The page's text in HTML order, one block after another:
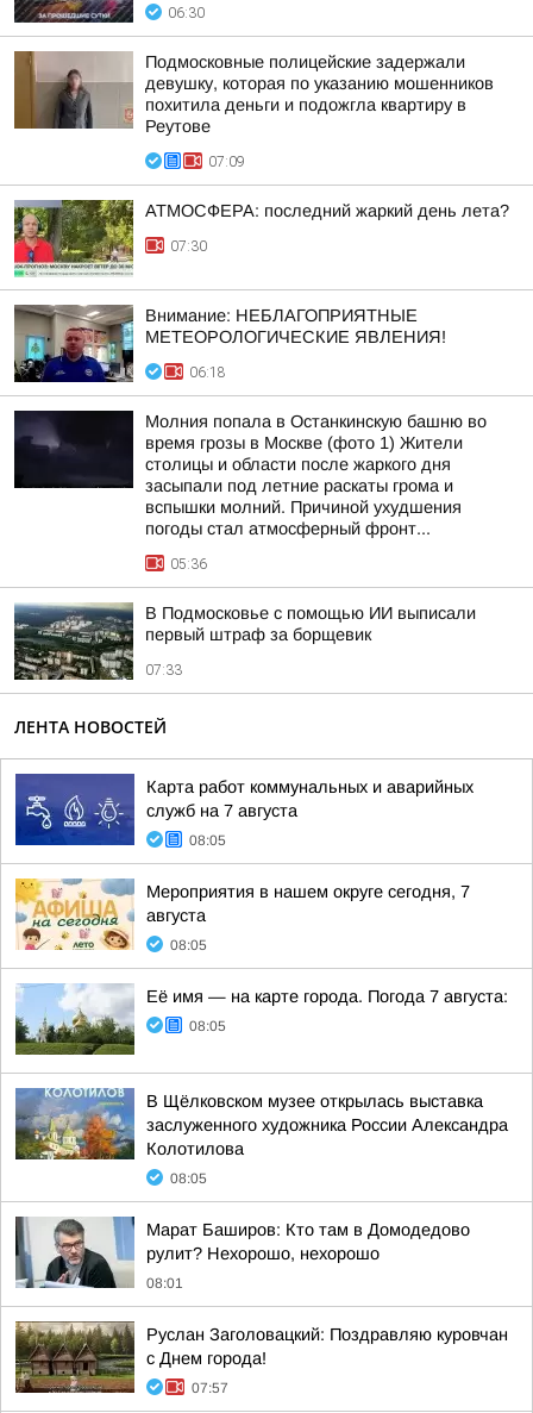
06:30
Подмосковные полицейские задержали
девушку, которая по указанию мошенников
похитила деньги и подожгла квартиру в
Реутове
07:09
АТМОСФЕРА: последний жаркий день лета?
07:30
Внимание: НЕБЛАГОПРИЯТНЫЕ
МЕТЕОРОЛОГИЧЕСКИЕ ЯВЛЕНИЯ!
06:18
Молния попала в Останкинскую башню во
время грозы в Москве (фото 1) Жители
столицы и области после жаркого дня
засыпали под летние раскаты грома и
вспышки молний. Причиной ухудшения
погоды стал атмосферный фронт...
05:36
В Подмосковье с помощью ИИ выписали
первый штраф за борщевик
07:33
ЛЕНТА НОВОСТЕЙ
Карта работ коммунальных и аварийных
служб на 7 августа
08:05
Мероприятия в нашем округе сегодня, 7
августа
08:05
Её имя — на карте города. Погода 7 августа:
08:05
В Щёлковском музее открылась выставка
заслуженного художника России Александра
Колотилова
08:05
Марат Баширов: Кто там в Домодедово
рулит? Нехорошо, нехорошо
08:01
Руслан Заголовацкий: Поздравляю куровчан
с Днем города!
07:57